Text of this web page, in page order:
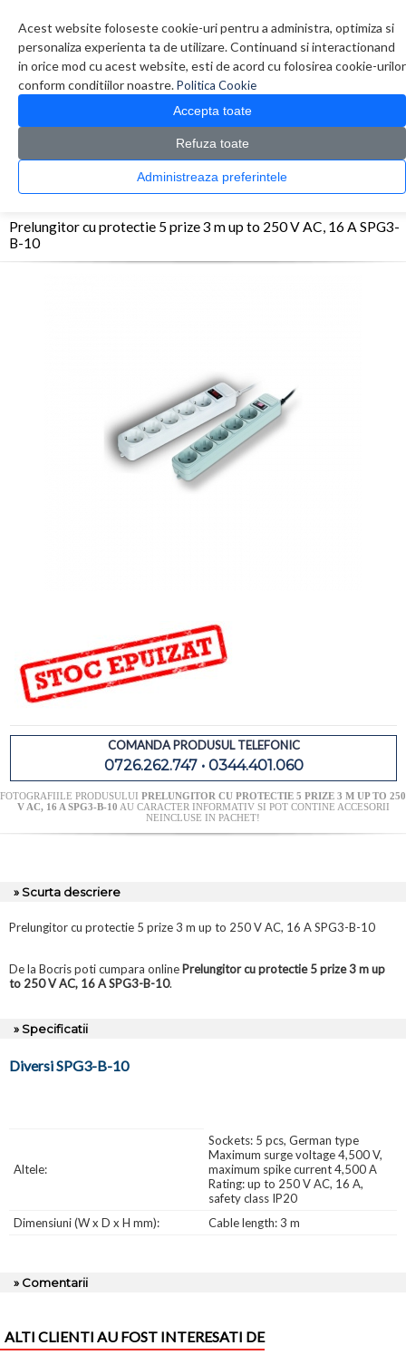
Acest website foloseste cookie-uri pentru a administra, optimiza si
personaliza experienta ta de utilizare. Continuand si interactionand
in orice mod cu acest website, esti de acord cu folosirea cookie-urilor
conform conditiilor noastre.Politica Cookie
Accepta toate
Refuza toate
Administreaza preferintele
0 produs(e)
CATALOG PRODUSE
UPS - Protectie > Prelungitoare > Prelungitor cu protectie 5 prize 3 m
Prelungitor cu protectie 5 prize 3 m up to 250 V AC, 16 A SPG3-
B-10
COMANDA PRODUSUL TELEFONIC
0726.262.747 • 0344.401.060
FOTOGRAFIILE PRODUSULUI PRELUNGITOR CU PROTECTIE 5 PRIZE 3 M UP TO 250
V AC, 16 A SPG3-B-10 AU CARACTER INFORMATIV SI POT CONTINE ACCESORII
NEINCLUSE IN PACHET!
» Scurta descriere
Prelungitor cu protectie 5 prize 3 m up to 250 V AC, 16 A SPG3-B-10
De la Bocris poti cumpara online Prelungitor cu protectie 5 prize 3 m up
to 250 V AC, 16 A SPG3-B-10.
» Specificatii
Diversi SPG3-B-10
Altele:
Sockets: 5 pcs, German type
Maximum surge voltage 4,500 V,
maximum spike current 4,500 A
Rating: up to 250 V AC, 16 A,
safety class IP20
Dimensiuni (W x D x H mm):
Cable length: 3 m
» Comentarii
ALTI CLIENTI AU FOST INTERESATI DE